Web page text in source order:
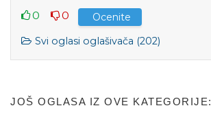
0
0
Ocenite
Svi oglasi oglašivača (202)
JOŠ OGLASA IZ OVE KATEGORIJE: